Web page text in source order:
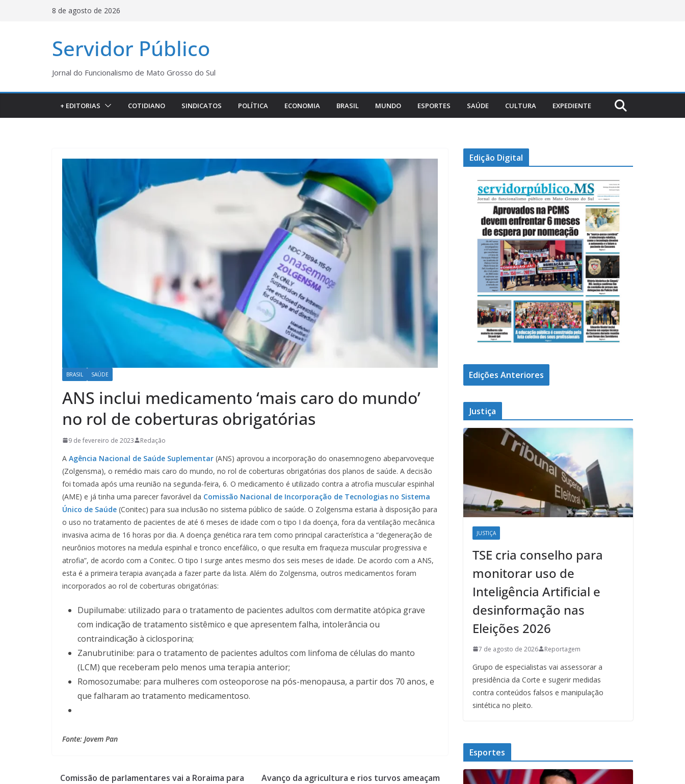
8 de agosto de 2026
Servidor Público
Jornal do Funcionalismo de Mato Grosso do Sul
+ EDITORIAS COTIDIANO SINDICATOS POLÍTICA ECONOMIA BRASIL MUNDO ESPORTES SAÚDE CULTURA EXPEDIENTE
BRASIL SAÚDE
ANS inclui medicamento ‘mais caro do mundo’
no rol de coberturas obrigatórias
9 de fevereiro de 2023 Redação
A Agência Nacional de Saúde Suplementar (ANS) aprovou a incorporação do onasemnogeno abeparvoveque
(Zolgensma), o remédio mais caro do mundo, no rol de coberturas obrigatórias dos planos de saúde. A decisão
foi tomada após uma reunião na segunda-feira, 6. O medicamento é utilizado contra a atrofia muscular espinhal
(AME) e já tinha uma parecer favorável da Comissão Nacional de Incorporação de Tecnologias no Sistema
Único de Saúde (Conitec) para sua inclusão no sistema público de saúde. O Zolgensma estaria à disposição para
o uso no tratamento de pacientes de até 6 meses de idade com o tipo I da doença, fora da ventilação mecânica
invasiva acima de 16 horas por dia. A doença genética rara tem como principal característica a “degeneração de
neurônios motores na medula espinhal e tronco encefálico, o que resulta em fraqueza muscular progressiva e
atrofia”, de acordo com a Conitec. O tipo I surge antes mesmo dos seis meses de idade. De acordo com a ANS,
esta é a primeira terapia avançada a fazer parte da lista. Além do Zolgensma, outros medicamentos foram
incorporados ao rol de coberturas obrigatórias:
Dupilumabe: utilizado para o tratamento de pacientes adultos com dermatite atópica grave
com indicação de tratamento sistêmico e que apresentem falha, intolerância ou
contraindicação à ciclosporina;
Zanubrutinibe: para o tratamento de pacientes adultos com linfoma de células do manto
(LCM) que receberam pelo menos uma terapia anterior;
Romosozumabe: para mulheres com osteoporose na pós-menopausa, a partir dos 70 anos, e
que falharam ao tratamento medicamentoso.
Fonte: Jovem Pan
Comissão de parlamentares vai a Roraima para
Avanço da agricultura e rios turvos ameaçam
Edição Digital
Edições Anteriores
Justiça
JUSTIÇA
TSE cria conselho para
monitorar uso de
Inteligência Artificial e
desinformação nas
Eleições 2026
7 de agosto de 2026 Reportagem
Grupo de especialistas vai assessorar a
presidência da Corte e sugerir medidas
contra conteúdos falsos e manipulação
sintética no pleito.
Esportes